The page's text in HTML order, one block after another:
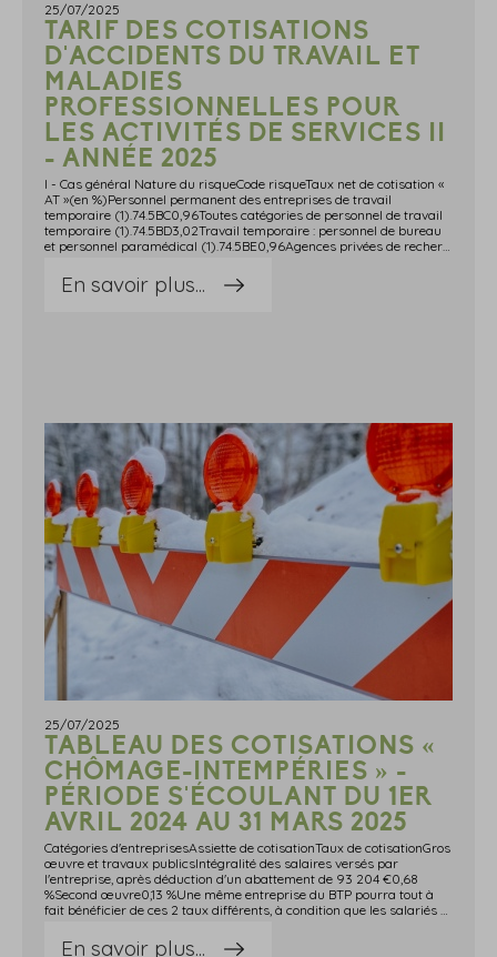
25/07/2025
TARIF DES COTISATIONS
D'ACCIDENTS DU TRAVAIL ET
MALADIES
PROFESSIONNELLES POUR
LES ACTIVITÉS DE SERVICES II
- ANNÉE 2025
I - Cas général Nature du risqueCode risqueTaux net de cotisation «
AT »(en %)Personnel permanent des entreprises de travail
temporaire (1).74.5BC0,96Toutes catégories de personnel de travail
temporaire (1).74.5BD3,02Travail temporaire : personnel de bureau
et personnel paramédical (1).74.5BE0,96Agences privées de recherches, entreprises de surveillance (sans transports de fonds).74.6ZA2,57Services de nettoyage de locaux et d'objets divers. Activités de désinfection, de désinsectisation et de dératisation.74.7ZF3,96Entreprises de conditionnement non spécialisées.74.8DA3,69Travaux à façon divers sauf la location de brevets, entreposage d'archives d'entreprises (y compris la consultation d'archives). Ionisation de produits divers.74.8KC1,09Etablissements publics médico-sociaux des collectivités territoriales.75.1CC1,31Accueil à domicile à titre onéreux, d'enfants, de personnes âgées ou d'adultes handicapés confiés par des organismes publics, des œuvres, des établissements ou des services de soins.75.1CD1,70Administration hospitalière, y compris ses établissements publics.75.1CE1,31Services de soins privés médicaux exclusivement à domicile.85.1AC2,30Etablissements de soins privés y compris les centres de réadaptation fonctionnelle, autres instituts pour la santé (établissements thermaux, etc.).85.1AD2,30Médecine systématique et de dépistage (y compris les centres interentreprises de médecine du travail).85.1CB1,05Cabinets de soins : médicaux et dentaires.85.1CD1,16Cabinets d'auxiliaires médicaux.85.1GA2,30Laboratoires d'analyses médicales extrahospitaliers.85.1KA1,16Centres de transfusion sanguine et banques d'organes. Vétérinaires. Cliniques vétérinaires.85.2ZB2,30Services d'aide sociale à domicile (auxiliaires de vie, aides ménagères…).85.3AB3,75Accueil, hébergement en établissement pour personnes âgées (maisons de retraite…).85.3AC3,75Accueil, hébergement en établissement pour personnes handicapées (enfants et adultes).85.3AD3,75Accueil, hébergement, prévention pour petite enfance, l'enfance, l'adolescence (2).85.3AE3,75Action sociale sous toutes ses formes hors risques 853ABundefined853ACundefined853ADundefined853AE.85.3BA3,75Stagiaires des centres de formation professionnelle, de réadaptation fonctionnelle, de rééducation professionnelle.85.3HA2,12Travailleurs handicapés des établissements ou services d'aide par le travail.85.3HB1,84Association intermédiaire (personnes dépourvues d'emploi et mises à disposition).85.3KL3,68Coiffure. Fabrication de postiches. Esthétique corporelle.93.0DB1,94Pompes funèbres et services annexes, y compris le commerce d'articles funéraires (3).93.0HB3,71Services personnels divers (y compris cabinets de graphologie, agences matrimoniales).93.0NC3,82(1) Le taux du numéro de risque 74.5BC est applicable au personnel de ces entreprises non visé par les articles L. 1251-16 et L. 1251-17 du code du travail.Le taux du numéro de risque 74.5BD est applicable aux établissements occupant, soit uniquement du personnel pour tous autres travaux, soit simultanément du personnel pour tous autres travaux etundefinedou du personnel pour travaux de bureau etundefinedou du personnel paramédical.Le taux du numéro de risque 74.5BE est applicable aux établissements occupant exclusivement du personnel affecté à des travaux de bureau ou paramédical ou ces deux catégories de personnel.(2) Y compris les crèches, garderies, centres aérés et de loisirs… à l'exclusion des structures et colonies de vacances visées au numéro de risque 55.2EC.(3) Y compris les entreprises qui, à titre accessoire, effectuent le travail du bois et du marbre.II - Activités de services II des départements du Haut-Rhin, du Bas-Rhin et de la MoselleNature du risqueCode risqueTaux net de cotisation « AT »(en %)Groupe 1Travaux à façon divers sauf la location de brevets, entreposage d'archives d'entreprises (y compris la consultation d'archives). Ionisation de produits divers.74.8KC1,11Accueil à domicile, à titre onéreux, d'enfants, de personnes âgées ou d'adultes handicapés confiés par des organismes publics, des œuvres, des établissements ou des services de soins75.1CDAdministration hospitalière, y compris ses établissements publics75.1CEMédecine systématique et de dépistage (y compris les centres interentreprises de médecine du travail).85.1CBCabinets de soins : médicaux et dentaires.85.1CDLaboratoires d'analyses médicales extrahospitaliers.85.1KAAction sociale sous toutes ses formes hors risques 853ABundefined853ACundefined853ADundefined853AE.85.3BACoiffure. Fabrication de postiches. Esthétique corporelle.93.0DBGroupe 2Agences privées de recherches, entreprises de surveillance (sans transports de fonds).74.6ZA2,40Etablissements publics médico-sociaux des collectivités territoriales75.1CCEtablissements de soins privés y compris les centres de réadaptation fonctionnelle, autres instituts pour la santé (établissements thermaux, etc.).85.1ADCabinets d'auxiliaires médicaux.85.1GACentres de transfusion sanguine et banques d'organes. Vétérinaires. Cliniques vétérinaires.85.2ZBAccueil, hébergement en établissement pour personnes handicapées (enfants et adultes).85.3ADAccueil, hébergement, prévention pour petite enfance, l'enfance, l'adolescence85.3AEAction sociale sous toutes ses formes hors risques 853ABundefined853ACundefined853ADundefined853AE.85.3BAPompes funèbres et services annexes, y compris le commerce d'articles funéraires.93.0HBServices personnels divers (y compris cabinets de graphologie, agences matrimoniales).93.0NCGroupe 3Toutes catégories de personnel de travail temporaire.74.5BD2,67Groupe 4Services de nettoyage de locaux et d'objets divers. Activités de désinfection, de désinsectisation et de dératisation.74.7ZF4,99Entreprises de conditionnement non spécialisées.74.8DAServices de soins privés médicaux exclusivement à domicile.85.1ACServices d'aide sociale à domicile (auxiliaires de vie, aides ménagères…).85.3ABAccueil, hébergement en établissement pour personnes âgées (maisons de retraite…).85.3ACGroupe 5Travail temporaire : personnel de bureau et personnel paramédical (1).74.5BETaux net national Groupe 6Personnel permanent des entreprises de travail temporaire.74.5BCTaux net national Groupe 7Stagiaires des centres de formation professionnelle, de réadaptation fonctionnelle, de rééducation professionnelle.85.3HATaux net national Groupe 8Travailleurs handicapés des établissements ou services d'aide par le travail.85.3HBTaux net national Groupe 9Association intermédiaire (personnes dépourvues d'emploi et mises à disposition).85.3KLTaux net national (1) Le taux du numéro de risque 74.5BE est applicable aux établissements occupant exclusivement du personnel affecté à des travaux de bureau ou paramédical ou ces deux catégories de personnel.(2) Y compris les crèches, garderies, centres aérés et de loisirs… à l'exclusion des structures et colonies de vacances visées au numéro de risque 55.2EC. Source : Arrêté du 29 avril 2025 relatif à la tarification des risques d'accidents du travail et de maladies professionnelles pour l'année 2025
En savoir plus...
25/07/2025
TABLEAU DES COTISATIONS «
CHÔMAGE-INTEMPÉRIES » -
PÉRIODE S'ÉCOULANT DU 1ER
AVRIL 2024 AU 31 MARS 2025
Catégories d'entreprisesAssiette de cotisationTaux de cotisationGros
œuvre et travaux publicsIntégralité des salaires versés par
l'entreprise, après déduction d'un abattement de 93 204 €0,68
%Second œuvre0,13 %Une même entreprise du BTP pourra tout à
fait bénéficier de ces 2 taux différents, à condition que les salariés soient exclusivement occupés à l'une ou l'autre de ces activités. À défaut, il convient d'appliquer le taux correspondant à l'activité principale de l'entreprise. Source : Arrêté du 23 mai 2025 relatif aux modalités de cotisation due par les entreprises au titre des arrêts de travail visé à l'article L. 5424-6 du code du travail et au montant du fonds de réserve visé à l'article D. 5424-40 du code du travail pour la période du 1er avril 2024 au 31 mars 2025
En savoir plus...